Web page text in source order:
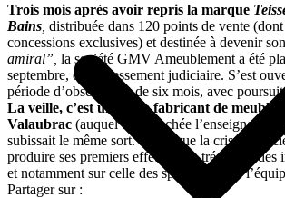
Trois mois après avoir repris la marque
Bains distribuée dans 120 points de vente
concessions exclusives) et destinée à devenir son
amiral”, la société GMV Ameublement a été
septembre, en redressement judiciaire. S’est
période d’observation de six mois, avec
La veille, c’est un autre fabricant de meubles
Valaubrac (auquel est rattachée l’enseigne
subissait le même sort. Signe que la crise
produire ses premiers effets sur la trésorerie des
et notamment sur celle des spécialistes de
Partager sur :